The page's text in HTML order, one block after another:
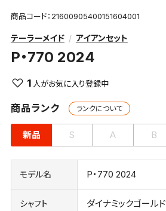
商品コード：21600905400151604001
テーラーメイド アイアンセット
P・770 2024
1
商品ランク ランクについて
新品 S A B
モデル名 P・770 2024
シャフト ダイナミックゴール